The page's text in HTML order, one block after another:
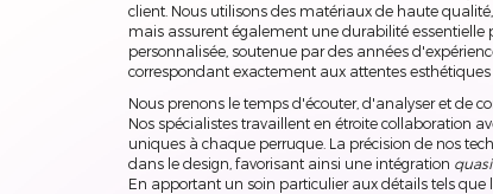
client. Nous utilisons des matériaux de haute
mais assurent également une durabilité essentielle
personnalisée, soutenue par des années
correspondant exactement aux attentes
Nous prenons le temps d'écouter, d'analyser et de
Nos spécialistes travaillent en étroite collaboration
uniques à chaque perruque. La précision de nos
dans le design, favorisant ainsi une intégration
En apportant un soin particulier aux détails tels que